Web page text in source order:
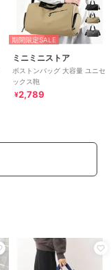
期間限定SALE
ミニミニストア
ボストンバッグ 大容量 ユニセ
ックス鞄
¥2,789